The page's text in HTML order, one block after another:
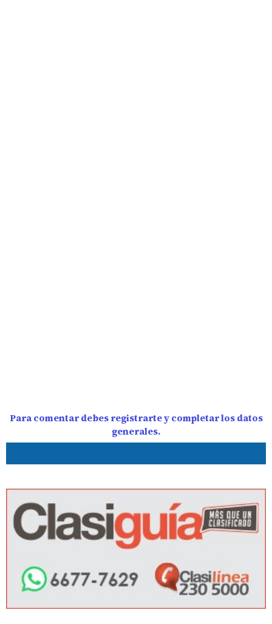
Para comentar debes registrarte y completar los datos
generales.